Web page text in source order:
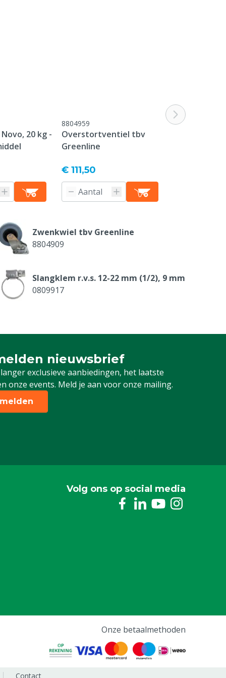
20 kg -
8804959
Overstortventiel tbv
Greenline
€ 111,50
0809896
Zwenkwiel tbv Greenline
8804909
Slangklem r.v.s. 12-22 mm (1/2), 9 mm
0809917
8804925
Overstortventiel tbv Greenline
8804959
Aanzuigslang geel 0,8 m tbv
nieuwsbrief
exclusieve aanbiedingen, het laatste
onze events. Meld je aan voor onze mailing.
in voor onze nieuwsbrief
Volg ons op social media
Onze betaalmethoden
Contact